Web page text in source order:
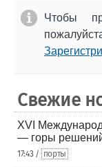
Чтобы
Свежие
XVI
— горы
17:43 / порты